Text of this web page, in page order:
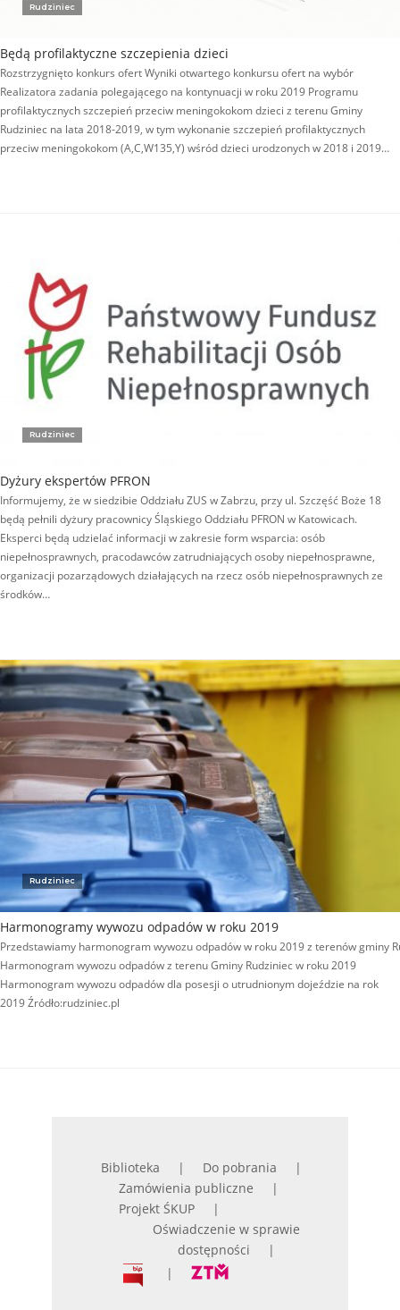
Rudziniec
Będą profilaktyczne szczepienia dzieci
Rozstrzygnięto konkurs ofert Wyniki otwartego konkursu ofert na wybór
Realizatora zadania polegającego na kontynuacji w roku 2019 Programu
profilaktycznych szczepień przeciw meningokokom dzieci z terenu Gminy
Rudziniec na lata 2018-2019, w tym wykonanie szczepień profilaktycznych
przeciw meningokokom (A,C,W135,Y) wśród dzieci urodzonych w 2018 i 2019…
Rudziniec
Dyżury ekspertów PFRON
Informujemy, że w siedzibie Oddziału ZUS w Zabrzu, przy ul. Szczęść Boże 18
będą pełnili dyżury pracownicy Śląskiego Oddziału PFRON w Katowicach.
Eksperci będą udzielać informacji w zakresie form wsparcia: osób
niepełnosprawnych, pracodawców zatrudniających osoby niepełnosprawne,
organizacji pozarządowych działających na rzecz osób niepełnosprawnych ze
środków…
Rudziniec
Harmonogramy wywozu odpadów w roku 2019
Przedstawiamy harmonogram wywozu odpadów w roku 2019 z terenów gminy
Harmonogram wywozu odpadów z terenu Gminy Rudziniec w roku 2019
Harmonogram wywozu odpadów dla posesji o utrudnionym dojeździe na rok
2019 Źródło:rudziniec.pl
Biblioteka
Do pobrania
Zamówienia publiczne
Projekt ŚKUP
Oświadczenie w sprawie
dostępności